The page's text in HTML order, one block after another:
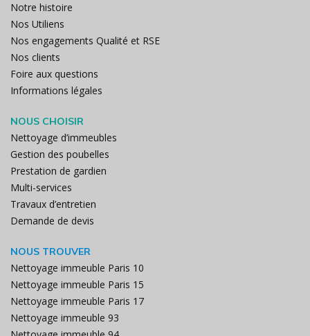
Notre histoire
Nos Utiliens
Nos engagements Qualité et RSE
Nos clients
Foire aux questions
Informations légales
NOUS CHOISIR
Nettoyage d’immeubles
Gestion des poubelles
Prestation de gardien
Multi-services
Travaux d’entretien
Demande de devis
NOUS TROUVER
Nettoyage immeuble Paris 10
Nettoyage immeuble Paris 15
Nettoyage immeuble Paris 17
Nettoyage immeuble 93